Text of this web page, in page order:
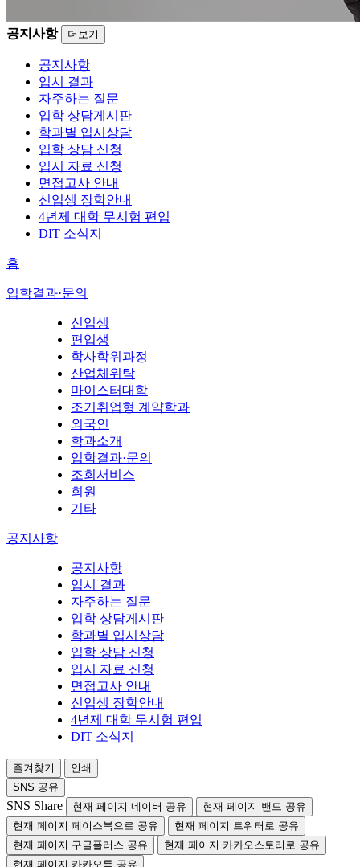
공지사항 더보기
공지사항
입시 결과
자주하는 질문
입학 상담게시판
학과별 입시상담
입학 상담 신청
입시 자료 신청
면접고사 안내
신입생 장학안내
4년제 대학 무시험 편입
DIT 소식지
홈
입학결과·문의
신입생
편입생
학사학위과정
산업체위탁
마이스터대학
조기취업형 계약학과
외국인
학과소개
입학결과·문의
조회서비스
회원
기타
공지사항
공지사항
입시 결과
자주하는 질문
입학 상담게시판
학과별 입시상담
입학 상담 신청
입시 자료 신청
면접고사 안내
신입생 장학안내
4년제 대학 무시험 편입
DIT 소식지
즐겨찾기
인쇄
SNS 공유
SNS Share 현재 페이지 네이버 공유
현재 페이지 밴드 공유
현재 페이지 페이스북으로 공유
현재 페이지 트위터로 공유
현재 페이지 구글플러스 공유
현재 페이지 카카오스토리로 공유
현재 페이지 카카오톡 공유